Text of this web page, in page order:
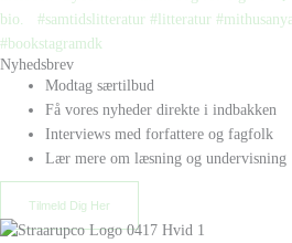
Nyhedsbrev
Modtag særtilbud
Få vores nyheder direkte i indbakken
Interviews med forfattere og fagfolk
Lær mere om læsning og undervisning
Tilmeld Dig Her